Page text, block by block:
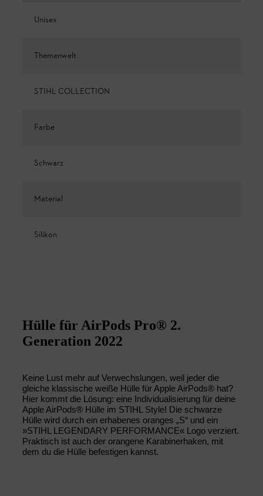
Unisex
Themenwelt
STIHL COLLECTION
Farbe
Schwarz
Material
Silikon
Hülle für AirPods Pro® 2.
Generation 2022
Keine Lust mehr auf Verwechslungen, weil jeder die
gleiche klassische weiße Hülle für Apple AirPods® hat?
Hier kommt die Lösung: eine Individualisierung für deine
Apple AirPods® Hülle im STIHL Style! Die schwarze
Hülle wird durch ein erhabenes oranges „S“ und ein
»STIHL LEGENDARY PERFORMANCE« Logo verziert.
Praktisch ist auch der orangene Karabinerhaken, mit
dem du die Hülle befestigen kannst.